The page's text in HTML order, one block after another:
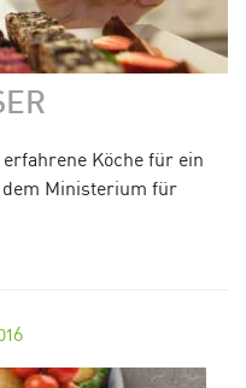
Köche für ein
Ministerium für